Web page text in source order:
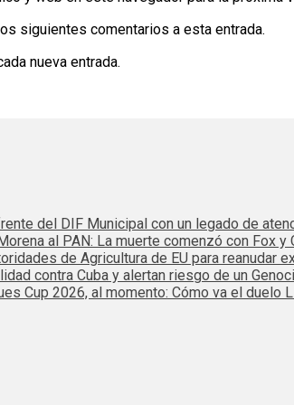
siguientes comentarios a esta entrada.
nueva entrada.
del DIF Municipal con un legado de
al PAN: La muerte comenzó con Fox y
de Agricultura de EU para reanudar
contra Cuba y alertan riesgo de un
Cup 2026, al momento: Cómo va el duelo